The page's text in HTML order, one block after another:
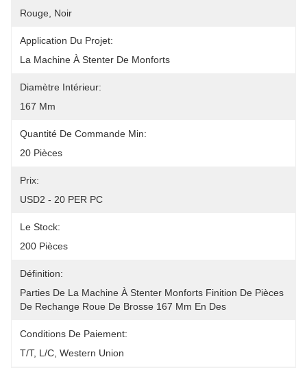
Rouge, Noir
Application Du Projet:
La Machine À Stenter De Monforts
Diamètre Intérieur:
167 Mm
Quantité De Commande Min:
20 Pièces
Prix:
USD2 - 20 PER PC
Le Stock:
200 Pièces
Définition:
Parties De La Machine À Stenter Monforts Finition De Pièces
De Rechange Roue De Brosse 167 Mm En Des
Conditions De Paiement:
T/T, L/C, Western Union